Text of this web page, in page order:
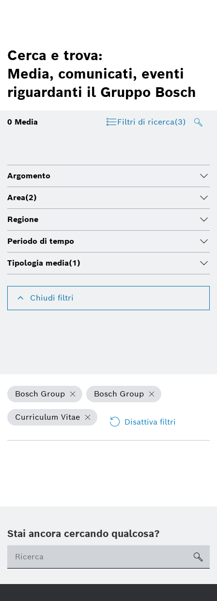
Cerca e trova:
Media, comunicati, eventi
riguardanti il Gruppo Bosch
0 Media Filtri di ricerca(3)
Argomento
Area(2)
Regione
Periodo di tempo
Tipologia media(1)
Chiudi filtri
Bosch Group Bosch Group
Curriculum Vitae Disattiva filtri
Stai ancora cercando qualcosa?